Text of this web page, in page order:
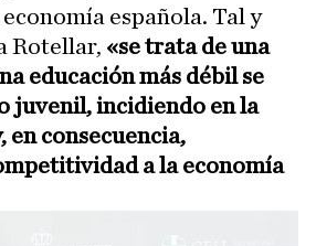
española. Tal y
Rotellar, «se trata de una
educación más débil se
juvenil, incidiendo en la
consecuencia,
a la economía